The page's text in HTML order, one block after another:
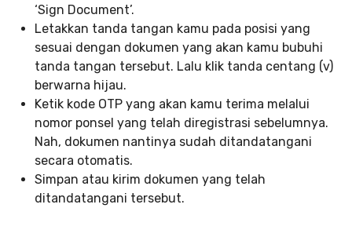
‘Sign Document’.
Letakkan tanda tangan kamu pada posisi yang
sesuai dengan dokumen yang akan kamu bubuhi
tanda tangan tersebut. Lalu klik tanda centang (v)
berwarna hijau.
Ketik kode OTP yang akan kamu terima melalui
nomor ponsel yang telah diregistrasi sebelumnya.
Nah, dokumen nantinya sudah ditandatangani
secara otomatis.
Simpan atau kirim dokumen yang telah
ditandatangani tersebut.